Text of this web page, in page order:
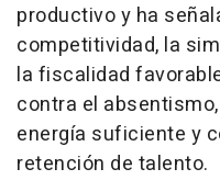
productivo y ha
competitividad, la
la fiscalidad
contra el
energía suficiente y
retención de talento.